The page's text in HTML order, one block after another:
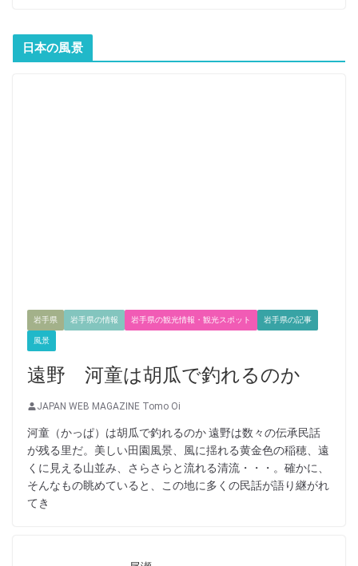
日本の風景
岩手県 岩手県の情報 岩手県の観光情報・観光スポット 岩手県の記事
風景
遠野 河童は胡瓜で釣れるのか
JAPAN WEB MAGAZINE Tomo Oi
河童（かっぱ）は胡瓜で釣れるのか 遠野は数々の伝承民話
が残る里だ。美しい田園風景、風に揺れる黄金色の稲穂、遠
くに見える山並み、さらさらと流れる清流・・・。確かに、
そんなもの眺めていると、この地に多くの民話が語り継がれ
てき